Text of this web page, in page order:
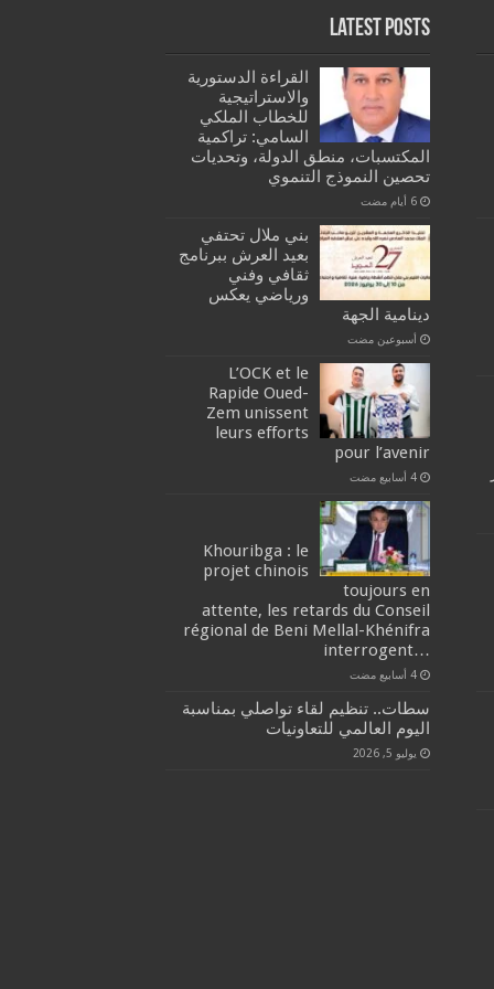
Latest Posts
القراءة الدستورية
والاستراتيجية
للخطاب الملكي
السامي: تراكمية
المكتسبات، منطق الدولة، وتحديات
تحصين النموذج التنموي
‏6 أيام مضت
بني ملال تحتفي
بعيد العرش ببرنامج
ثقافي وفني
ورياضي يعكس
دينامية الجهة
‏أسبوعين مضت
L’OCK et le
Rapide Oued-
Zem unissent
leurs efforts
pour l’avenir
‏4 أسابيع مضت
Khouribga : le
projet chinois
toujours en
attente, les retards du Conseil
régional de Beni Mellal-Khénifra
…interrogent
‏4 أسابيع مضت
سطات.. تنظيم لقاء تواصلي بمناسبة
اليوم العالمي للتعاونيات
يوليو 5, 2026